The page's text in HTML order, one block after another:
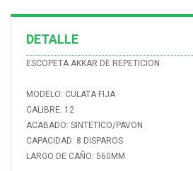
DETALLE
ESCOPETA AKKAR DE REPETICION
MODELO: CULATA FIJA
CALIBRE: 12
ACABADO: SINTETICO/PAVON
CAPACIDAD: 8 DISPAROS
LARGO DE CAÑO: 560MM